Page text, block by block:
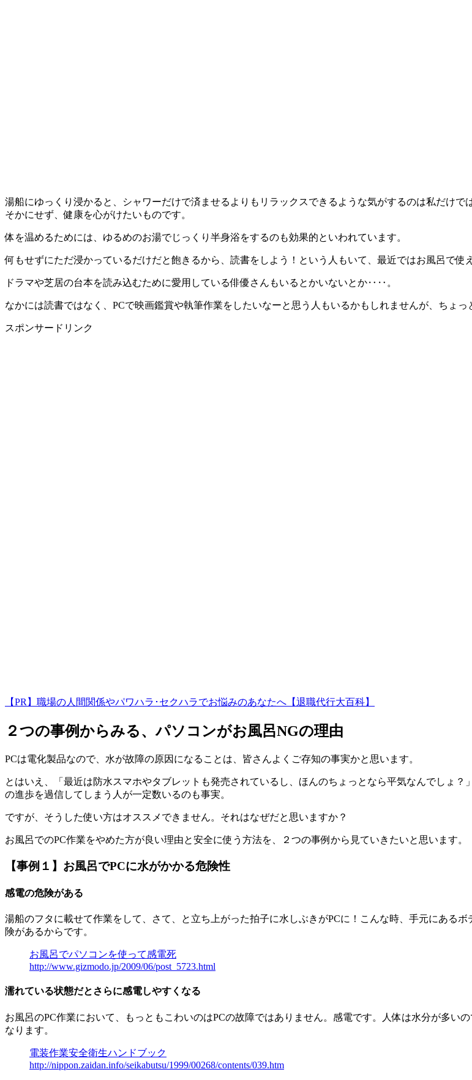
湯船にゆっくり浸かると、シャワーだけで済ませるよりもリラックスできるような気がするのは私だけ
そかにせず、健康を心がけたいものです。
体を温めるためには、ゆるめのお湯でじっくり半身浴をするのも効果的といわれています。
何もせずにただ浸かっているだけだと飽きるから、読書をしよう！という人もいて、最近ではお風呂で使
ドラマや芝居の台本を読み込むために愛用している俳優さんもいるとかいないとか‥‥。
なかには読書ではなく、PCで映画鑑賞や執筆作業をしたいなーと思う人もいるかもしれませんが、ちょ
スポンサードリンク
【PR】職場の人間関係やパワハラ･セクハラでお悩みのあなたへ【退職代行大百科】
２つの事例からみる、パソコンがお風呂NGの理由
PCは電化製品なので、水が故障の原因になることは、皆さんよくご存知の事実かと思います。
とはいえ、「最近は防水スマホやタブレットも発売されているし、ほんのちょっとなら平気なんでしょ
の進歩を過信してしまう人が一定数いるのも事実。
ですが、そうした使い方はオススメできません。それはなぜだと思いますか？
お風呂でのPC作業をやめた方が良い理由と安全に使う方法を、２つの事例から見ていきたいと思います。
【事例１】お風呂でPCに水がかかる危険性
感電の危険がある
湯船のフタに載せて作業をして、さて、と立ち上がった拍子に水しぶきがPCに！こんな時、手元にある
険があるからです。
お風呂でパソコンを使って感電死
http://www.gizmodo.jp/2009/06/post_5723.html
濡れている状態だとさらに感電しやすくなる
お風呂のPC作業において、もっともこわいのはPCの故障ではありません。感電です。人体は水分が多い
なります。
電装作業安全衛生ハンドブック
http://nippon.zaidan.info/seikabutsu/1999/00268/contents/039.htm